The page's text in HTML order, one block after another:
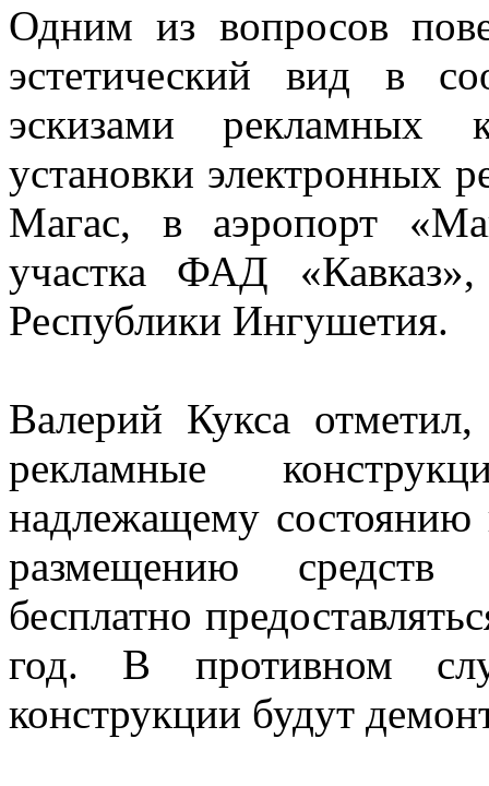
Одним из вопросов
эстетический вид в
эскизами рекламных
установки электронных
Магас, в аэропорт
участка ФАД
Республики Ингушетия.
Валерий Кукса
рекламные
надлежащему состоянию
размещению
бесплатно
год. В противном
конструкции будут